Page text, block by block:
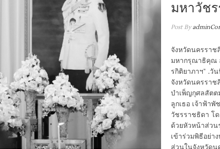
มหาวัช
Post By
จังหวัดนครราช
มหากรุณาธิคุณ
รกิติยาภาฯ” .วั
จังหวัดนครรา
บำเพ็ญกุศลสัตต
ลูกเธอ เจ้าฟ้า
วัชรราชธิดา โ
ด้วยหัวหน้าส่วน
เข้าร่วมพิธีอย่า
ส่วนในจังหวัดน